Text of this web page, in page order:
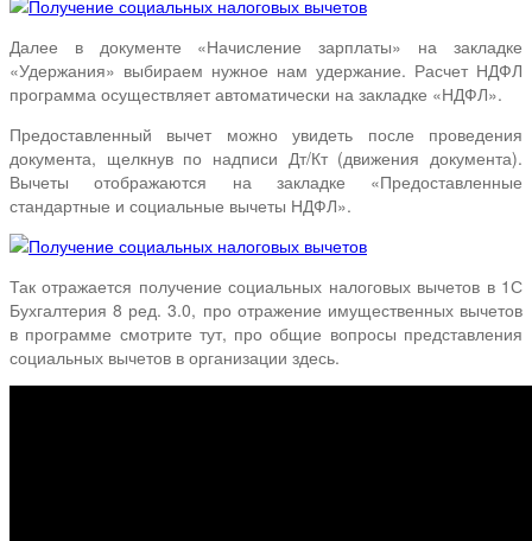
Далее в документе «Начисление зарплаты» на закладке
«Удержания» выбираем нужное нам удержание. Расчет НДФЛ
программа осуществляет автоматически на закладке «НДФЛ».
Предоставленный вычет можно увидеть после проведения
документа, щелкнув по надписи Дт/Кт (движения документа).
Вычеты отображаются на закладке «Предоставленные
стандартные и социальные вычеты НДФЛ».
Так отражается получение социальных налоговых вычетов в 1С
Бухгалтерия 8 ред. 3.0, про отражение имущественных вычетов
в программе смотрите тут, про общие вопросы представления
социальных вычетов в организации здесь.